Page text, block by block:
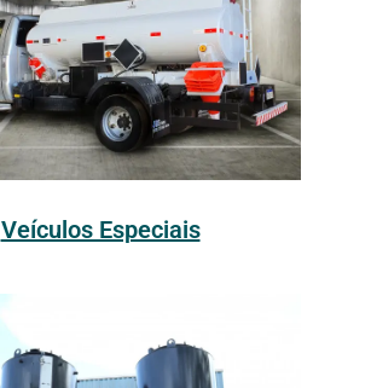
Veículos Especiais